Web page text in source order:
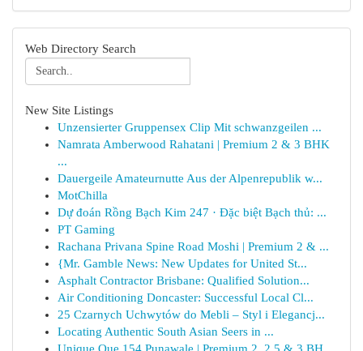
Web Directory Search
New Site Listings
Unzensierter Gruppensex Clip Mit schwanzgeilen ...
Namrata Amberwood Rahatani | Premium 2 & 3 BHK
...
Dauergeile Amateurnutte Aus der Alpenrepublik w...
MotChilla
Dự đoán Rồng Bạch Kim 247 · Đặc biệt Bạch thủ: ...
PT Gaming
Rachana Privana Spine Road Moshi | Premium 2 & ...
{Mr. Gamble News: New Updates for United St...
Asphalt Contractor Brisbane: Qualified Solution...
Air Conditioning Doncaster: Successful Local Cl...
25 Czarnych Uchwytów do Mebli – Styl i Elegancj...
Locating Authentic South Asian Seers in ...